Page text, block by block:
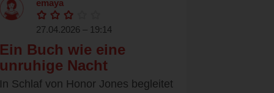
emaya
27.04.2026 – 19:14
Ein Buch wie eine
unruhige Nacht
In Schlaf von Honor Jones begleitet